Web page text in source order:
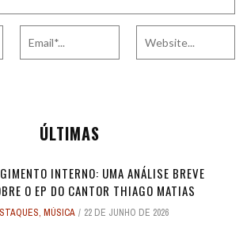
ÚLTIMAS
INTERNO: UMA ANÁLISE BREVE
O EP DO CANTOR THIAGO MATIAS
, MÚSICA 22 DE JUNHO DE 2026